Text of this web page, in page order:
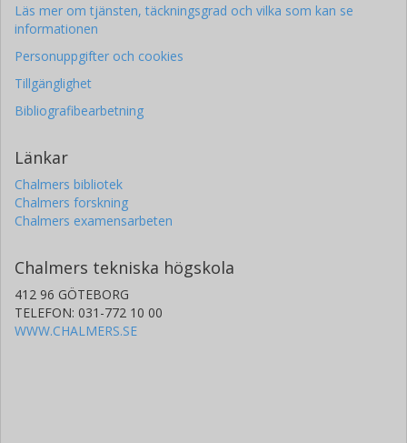
Läs mer om tjänsten, täckningsgrad och vilka som kan se
informationen
Personuppgifter och cookies
Tillgänglighet
Bibliografibearbetning
Länkar
Chalmers bibliotek
Chalmers forskning
Chalmers examensarbeten
Chalmers tekniska högskola
412 96 GÖTEBORG
TELEFON: 031-772 10 00
WWW.CHALMERS.SE